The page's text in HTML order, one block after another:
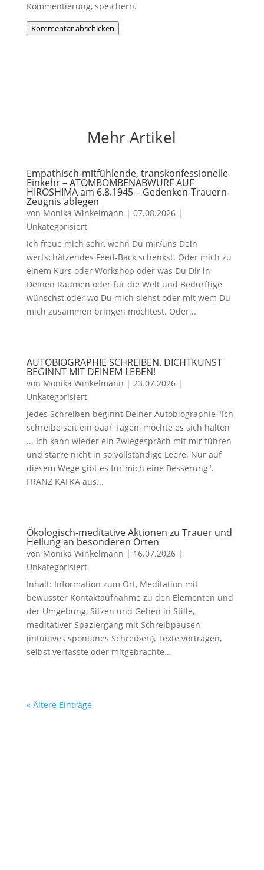
Kommentierung, speichern.
Kommentar abschicken
Mehr Artikel
Empathisch-mitfühlende, transkonfessionelle
Einkehr – ATOMBOMBENABWURF AUF
HIROSHIMA am 6.8.1945 – Gedenken-Trauern-
Zeugnis ablegen
von Monika Winkelmann | 07.08.2026|
Unkategorisiert
Ich freue mich sehr, wenn Du mir/uns Dein
wertschätzendes Feed-Back schenkst. Oder mich zu
einem Kurs oder Workshop oder was Du Dir in
Deinen Räumen oder für die Welt und Bedürftige
wünschst oder wo Du mich siehst oder mit wem Du
mich zusammen bringen möchtest. Oder...
AUTOBIOGRAPHIE SCHREIBEN. DICHTKUNST
BEGINNT MIT DEINEM LEBEN!
von Monika Winkelmann | 23.07.2026|
Unkategorisiert
Jedes Schreiben beginnt Deiner Autobiographie "Ich
schreibe seit ein paar Tagen, möchte es sich halten
... Ich kann wieder ein Zwiegespräch mit mir führen
und starre nicht in so vollständige Leere. Nur auf
diesem Wege gibt es für mich eine Besserung".
FRANZ KAFKA aus...
Ökologisch-meditative Aktionen zu Trauer und
Heilung an besonderen Orten
von Monika Winkelmann | 16.07.2026|
Unkategorisiert
Inhalt: Information zum Ort, Meditation mit
bewusster Kontaktaufnahme zu den Elementen und
der Umgebung, Sitzen und Gehen in Stille,
meditativer Spaziergang mit Schreibpausen
(intuitives spontanes Schreiben), Texte vortragen,
selbst verfasste oder mitgebrachte...
« Ältere Einträge